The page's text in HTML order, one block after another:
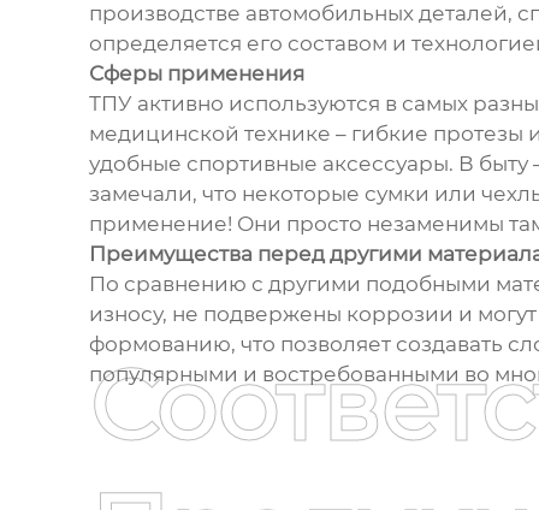
производстве автомобильных деталей,
определяется его составом и
Сферы применения
ТПУ активно используются в самых
медицинской технике – гибкие протезы
удобные спортивные аксессуары. В
замечали, что некоторые сумки или
применение! Они просто незаменимы
Преимущества перед другими
По сравнению с другими подобными
износу, не подвержены коррозии и
формованию, что позволяет создавать
популярными и востребованными во